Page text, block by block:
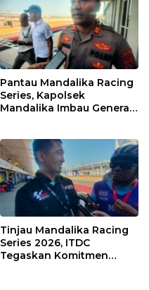
Pantau Mandalika Racing
Series, Kapolsek
Mandalika Imbau Generasi
Tinjau Mandalika Racing
Series 2026, ITDC
Tegaskan Komitmen